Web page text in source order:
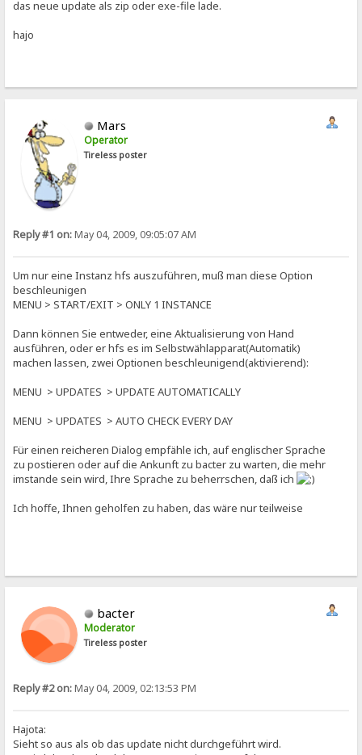
das neue update als zip oder exe-file lade.
hajo
Mars
Operator
Tireless poster
Reply #1 on:May 04, 2009, 09:05:07 AM
Um nur eine Instanz hfs auszuführen, muß man diese Option
beschleunigen
MENU > START/EXIT > ONLY 1 INSTANCE
Dann können Sie entweder, eine Aktualisierung von Hand
ausführen, oder er hfs es im Selbstwählapparat(Automatik)
machen lassen, zwei Optionen beschleunigend(aktivierend):
MENU > UPDATES > UPDATE AUTOMATICALLY
MENU > UPDATES > AUTO CHECK EVERY DAY
Für einen reicheren Dialog empfähle ich, auf englischer Sprache
zu postieren oder auf die Ankunft zu bacter zu warten, die mehr
imstande sein wird, Ihre Sprache zu beherrschen, daß ich
Ich hoffe, Ihnen geholfen zu haben, das wäre nur teilweise
bacter
Moderator
Tireless poster
Reply #2 on:May 04, 2009, 02:13:53 PM
Hajota:
Sieht so aus als ob das update nicht durchgeführt wird.